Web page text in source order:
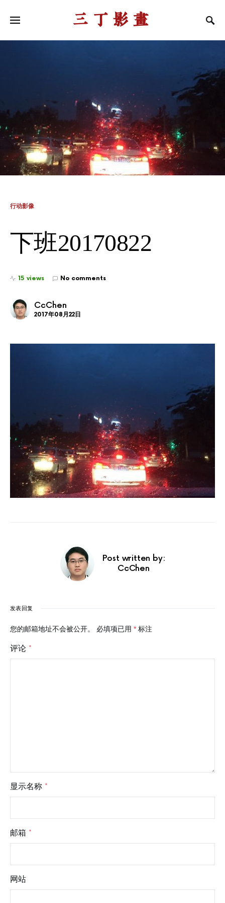
三丁影画
行动影像
下班20170822
15 views No comments
CcChen
2017年08月22日
Post written by:
CcChen
发表回复
您的邮箱地址不会被公开。 必填项已用 * 标注
评论 *
显示名称 *
邮箱 *
网站